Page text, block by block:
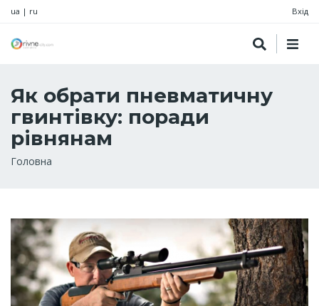
ua | ru Вхід
Як обрати пневматичну
гвинтівку: поради
рівнянам
Рядок
Головна